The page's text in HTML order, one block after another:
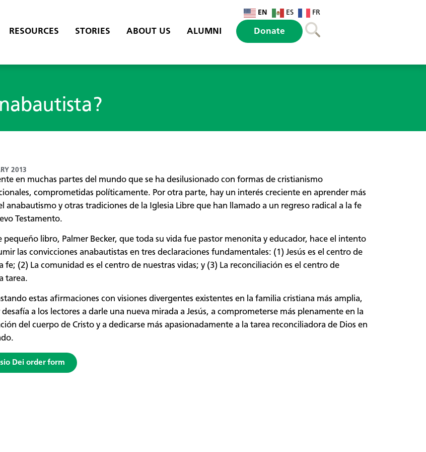
EN ES FR
RESOURCES STORIES ABOUT US ALUMNI Donate
2013
en muchas partes del mundo que se ha desilusionado con formas de cristianismo
comprometidas políticamente. Por otra parte, hay un interés creciente en aprender más
anabautismo y otras tradiciones de la Iglesia Libre que han llamado a un regreso radical a la fe
Testamento.
pequeño libro, Palmer Becker, que toda su vida fue pastor menonita y educador, hace el intento
las convicciones anabautistas en tres declaraciones fundamentales: (1) Jesús es el centro de
fe; (2) La comunidad es el centro de nuestras vidas; y (3) La reconciliación es el centro de
tarea.
estas afirmaciones con visiones divergentes existentes en la familia cristiana más amplia,
desafía a los lectores a darle una nueva mirada a Jesús, a comprometerse más plenamente en la
del cuerpo de Cristo y a dedicarse más apasionadamente a la tarea reconciliadora de Dios en
Dei order form